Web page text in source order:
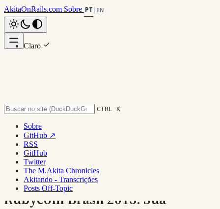
AkitaOnRails.com Sobre PT EN
Claro
CTRL K
Sobre
GitHub ↗
RSS
GitHub
Twitter
The M.Akita Chronicles
Akitando - Transcrições
Posts Off-Topic
Voltar ao topo
Rubyconf Brasil 2013: Sua